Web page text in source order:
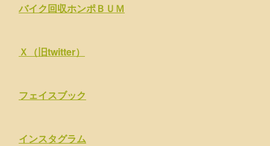
バイク回収ホンポＢＵＭ
Ｘ（旧twitter）
フェイスブック
インスタグラム